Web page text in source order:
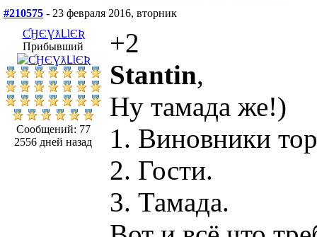
#210575 - 23 февраля 2016, вторник
ƇӇЄƔƛԼƖЄƦ
Прибывший
Сообщений: 77
2556 дней назад
+2
Stantin,
Ну тамада же!)
1. Виновники
2. Гости.
3. Тамада.